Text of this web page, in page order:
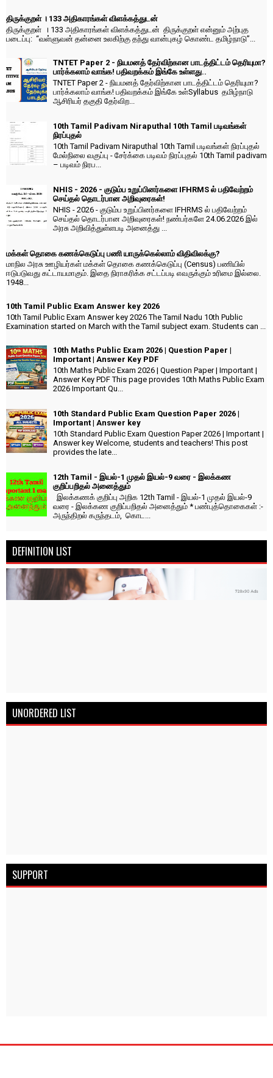
திருக்குறள் । 133 அதிகாரங்கள் விளக்கத்துடன்
திருக்குறள் । 133 அதிகாரங்கள் விளக்கத்துடன் திருக்குறள் என்னும் அற்புத
படைப்பு: “வள்ளுவன் தன்னை உலகிற்கு தந்து வான்புகழ் கொண்ட தமிழ்நாடு”...
TNTET Paper 2 - நியமனத் தேர்விற்கான பாடத்திட்டம் தெரியுமா?
பார்க்கலாம் வாங்க! பதிவறக்கம் இங்கே உள்ளது..
TNTET Paper 2 - நியமனத் தேர்விற்கான பாடத்திட்டம் தெரியுமா?
பார்க்கலாம் வாங்க! பதிவறக்கம் இங்கே உள்Syllabus தமிழ்நாடு
ஆசிரியர் தகுதி தேர்விற...
10th Tamil Padivam Niraputhal 10th Tamil படிவங்கள்
நிரப்புதல்
10th Tamil Padivam Niraputhal 10th Tamil படிவங்கள் நிரப்புதல்
மேல்நிலை வகுப்பு - சேர்க்கை படிவம் நிரப்புதல் 10th Tamil padivam
– படிவம் நிரப...
NHIS - 2026 - குடும்ப உறுப்பினர்களை IFHRMS ல் பதிவேற்றம்
செய்தல் தொடர்பான அறிவுரைகள்!
NHIS - 2026 - குடும்ப உறுப்பினர்களை IFHRMS ல் பதிவேற்றம்
செய்தல் தொடர்பான அறிவுரைகள்! நண்பர்களே 24.06.2026 இல்
அரசு அறிவித்துள்ளபடி அனைத்து ...
மக்கள் தொகை கணக்கெடுப்பு பணி யாருக்கெல்லாம் விதிவிலக்கு?
மாநில அரசு ஊழியர்கள் மக்கள் தொகை கணக்கெடுப்பு (Census) பணியில்
ஈடுபடுவது கட்டாயமாகும். இதை நிராகரிக்க சட்டப்படி எவருக்கும் உரிமை இல்லை.
1948...
10th Tamil Public Exam Answer key 2026
10th Tamil Public Exam Answer key 2026 The Tamil Nadu 10th Public
Examination started on March with the Tamil subject exam. Students can ...
10th Maths Public Exam 2026 | Question Paper |
Important | Answer Key PDF
10th Maths Public Exam 2026 | Question Paper | Important |
Answer Key PDF This page provides 10th Maths Public Exam
2026 Important Qu...
10th Standard Public Exam Question Paper 2026 |
Important | Answer key
10th Standard Public Exam Question Paper 2026 | Important |
Answer key Welcome, students and teachers! This post
provides the late...
12th Tamil - இயல்-1 முதல் இயல்-9 வரை - இலக்கண
குறிப்பறிதல் அனைத்தும்
இலக்கணக் குறிப்பு அறிக 12th Tamil - இயல்-1 முதல் இயல்-9
வரை - இலக்கண குறிப்பறிதல் அனைத்தும் * பண்புத்தொகைகள் :-
அருந்திறல் கருந்தடம், கொட...
DEFINITION LIST
UNORDERED LIST
SUPPORT